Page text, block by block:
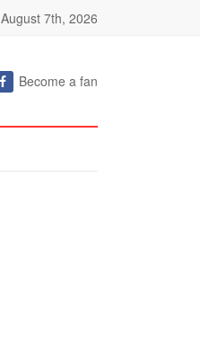
August 7th, 2026
Become a fan